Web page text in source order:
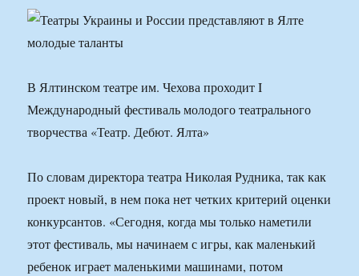
В Ялтинском театре им. Чехова проходит I
Международный фестиваль молодого театрального
творчества «Театр. Дебют. Ялта»
По словам директора театра Николая Рудника, так как
проект новый, в нем пока нет четких критерий оценки
конкурсантов. «Сегодня, когда мы только наметили
этот фестиваль, мы начинаем с игры, как маленький
ребенок играет маленькими машинами, потом